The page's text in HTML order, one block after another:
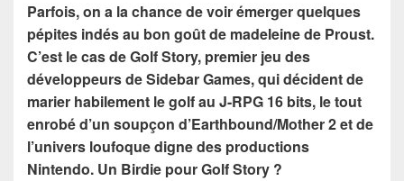
Parfois, on a la chance de voir émerger quelques
pépites indés au bon goût de madeleine de Proust.
C’est le cas de Golf Story, premier jeu des
développeurs de Sidebar Games, qui décident de
marier habilement le golf au J-RPG 16 bits, le tout
enrobé d’un soupçon d’Earthbound/Mother 2 et de
l’univers loufoque digne des productions
Nintendo. Un Birdie pour Golf Story ?